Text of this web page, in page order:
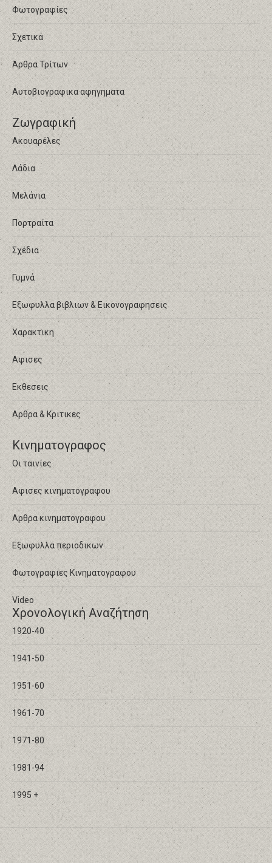
Φωτογραφίες
Σχετικά
Άρθρα Τρίτων
Αυτοβιογραφικα αφηγηματα
Ζωγραφική
Ακουαρέλες
Λάδια
Μελάνια
Πορτραίτα
Σχέδια
Γυμνά
Εξωφυλλα βιβλιων & Εικονογραφησεις
Χαρακτικη
Αφισες
Εκθεσεις
Αρθρα & Κριτικες
Κινηματογραφος
Οι ταινίες
Αφισες κινηματογραφου
Αρθρα κινηματογραφου
Εξωφυλλα περιοδικων
Φωτογραφιες Κινηματογραφου
Video
Χρονολογική Αναζήτηση
1920-40
1941-50
1951-60
1961-70
1971-80
1981-94
1995 +